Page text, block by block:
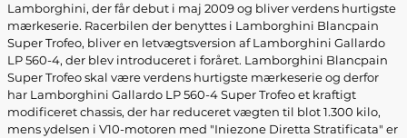
Lamborghini, der får debut i maj 2009 og bliver verdens hurtigste
mærkeserie. Racerbilen der benyttes i Lamborghini Blancpain
Super Trofeo, bliver en letvægtsversion af Lamborghini Gallardo
LP 560-4, der blev introduceret i foråret. Lamborghini Blancpain
Super Trofeo skal være verdens hurtigste mærkeserie og derfor
har Lamborghini Gallardo LP 560-4 Super Trofeo et kraftigt
modificeret chassis, der har reduceret vægten til blot 1.300 kilo,
mens ydelsen i V10-motoren med "Iniezone Diretta Stratificata" er